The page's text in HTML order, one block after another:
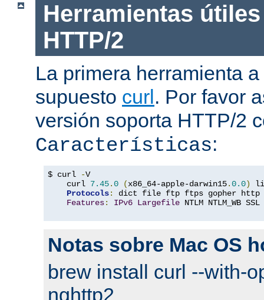
Herramientas
HTTP/2
La primera herramienta
supuesto curl. Por favor
versión soporta HTTP/2
Características:
$ curl -V
    curl
7.45.0 (x86_64-apple-darwin15.0.0)
Protocols:
dict file ftp ftps gopher http
Features: IPv6 Largefile NTLM NTLM_WB
Notas sobre Mac OS
brew install curl --with-
nghttp2